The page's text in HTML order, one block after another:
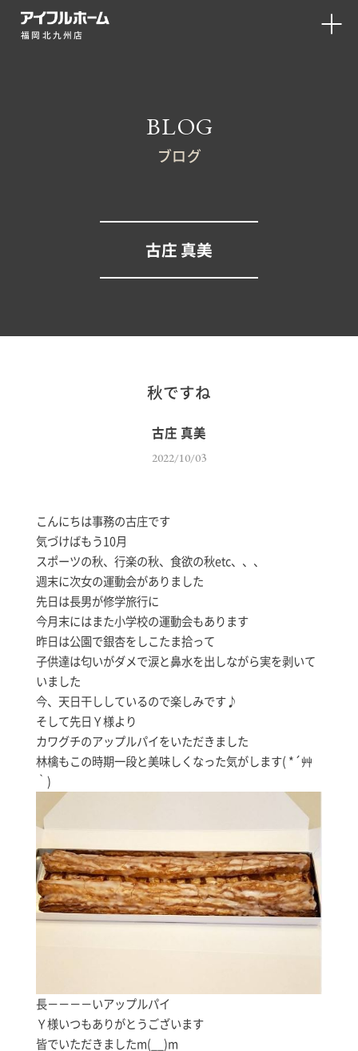
福岡北九州店
BLOG
ブログ
古庄 真美
秋ですね
古庄 真美
2022/10/03
こんにちは事務の古庄です
気づけばもう10月
スポーツの秋、行楽の秋、食欲の秋etc、、、
週末に次女の運動会がありました
先日は長男が修学旅行に
今月末にはまた小学校の運動会もあります
昨日は公園で銀杏をしこたま拾って
子供達は匂いがダメで涙と鼻水を出しながら実を剥いて
いました
今、天日干ししているので楽しみです♪
そして先日Ｙ様より
カワグチのアップルパイをいただきました
林檎もこの時期一段と美味しくなった気がします( *´艸
｀)
長－－－－いアップルパイ
Ｙ様いつもありがとうございます
皆でいただきましたm(__)m